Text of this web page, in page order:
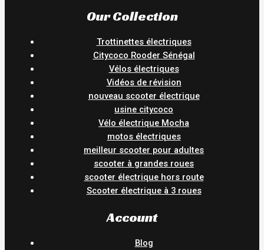
Our Collection
Trottinettes électriques
Citycoco Rooder Sénégal
Vélos électriques
Vidéos de révision
nouveau scooter électrique
usine citycoco
Vélo électrique Mocha
motos électriques
meilleur scooter pour adultes
scooter à grandes roues
scooter électrique hors route
Scooter électrique à 3 roues
Account
Blog